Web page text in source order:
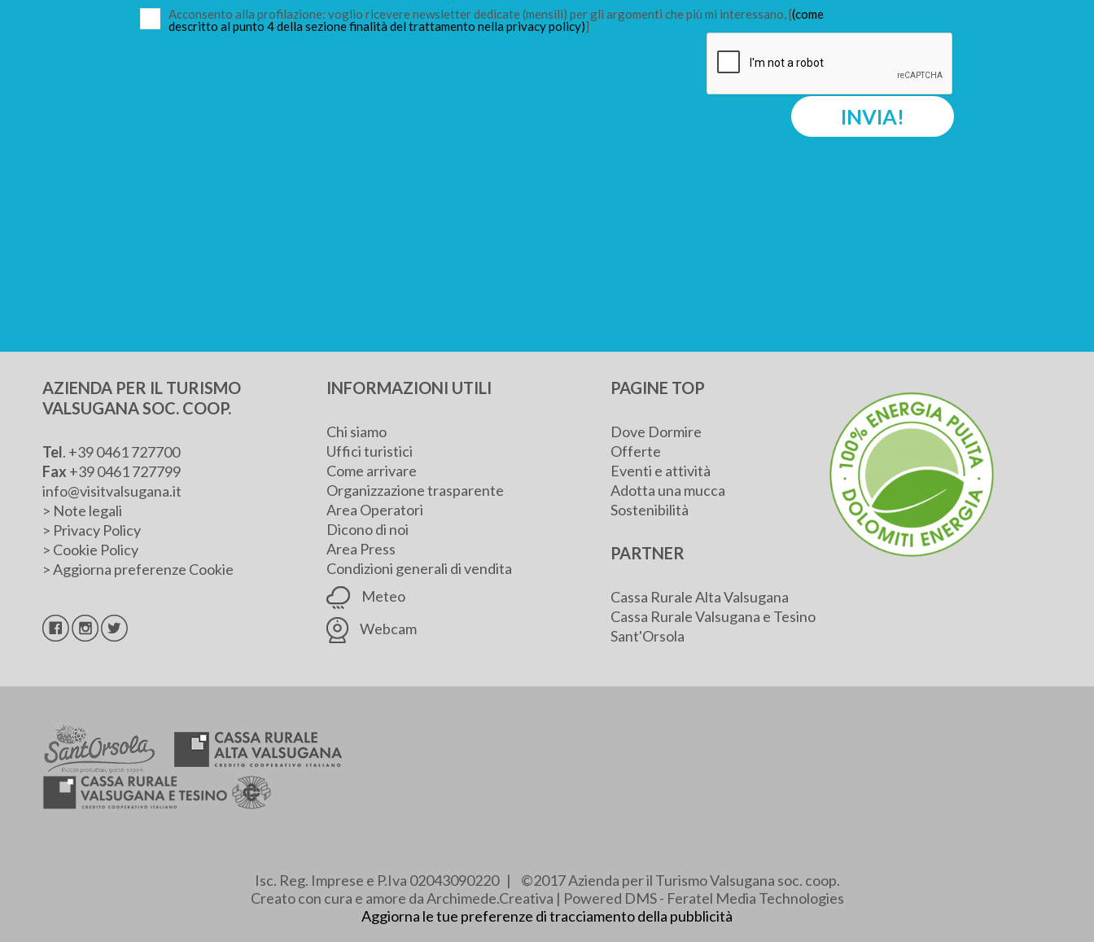
Acconsento alla profilazione: voglio ricevere newsletter dedicate (mensili) per gli argomenti che più mi interessano, [(come
descritto al punto 4 della sezione finalità del trattamento nella privacy policy)]
INVIA!
AZIENDA PER IL TURISMO
VALSUGANA SOC. COOP.
Tel. +39 0461 727700
Fax +39 0461 727799
info@visitvalsugana.it
> Note legali
> Privacy Policy
> Cookie Policy
>Aggiorna preferenze Cookie
INFORMAZIONI UTILI
Chi siamo
Uffici turistici
Come arrivare
Organizzazione trasparente
Area Operatori
Dicono di noi
Area Press
Condizioni generali di vendita
Meteo
Webcam
PAGINE TOP
Dove Dormire
Offerte
Eventi e attività
Adotta una mucca
Sostenibilità
PARTNER
Cassa Rurale Alta Valsugana
Cassa Rurale Valsugana e Tesino
Sant'Orsola
Isc. Reg. Imprese e P.Iva 02043090220 | ©2017 Azienda per il Turismo Valsugana soc. coop.
Creato con cura e amore da Archimede.Creativa | Powered DMS - Feratel Media Technologies
Aggiorna le tue preferenze di tracciamento della pubblicità